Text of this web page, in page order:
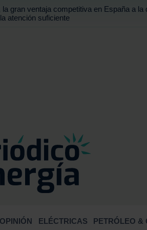
gran ventaja competitiva en España a la
atención suficiente
OPINIÓN ELÉCTRICAS PETRÓLEO &
BUSCAR